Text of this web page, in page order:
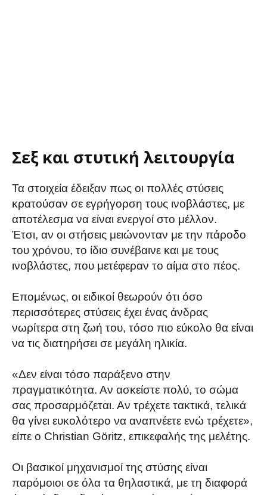
Σεξ και στυτική λειτουργία
Τα στοιχεία έδειξαν πως οι πολλές στύσεις
κρατούσαν σε εγρήγορση τους ινοβλάστες, με
αποτέλεσμα να είναι ενεργοί στο μέλλον.
Έτσι, αν οι στήσεις μειώνονταν με την πάροδο
του χρόνου, το ίδιο συνέβαινε και με τους
ινοβλάστες, που μετέφεραν το αίμα στο πέος.
Επομένως, οι ειδικοί θεωρούν ότι όσο
περισσότερες στύσεις έχει ένας άνδρας
νωρίτερα στη ζωή του, τόσο πιο εύκολο θα είναι
να τις διατηρήσει σε μεγάλη ηλικία.
«Δεν είναι τόσο παράξενο στην
πραγματικότητα. Αν ασκείστε πολύ, το σώμα
σας προσαρμόζεται. Αν τρέχετε τακτικά, τελικά
θα γίνει ευκολότερο να αναπνέετε ενώ τρέχετε»,
είπε ο Christian Göritz, επικεφαλής της μελέτης.
Οι βασικοί μηχανισμοί της στύσης είναι
παρόμοιοι σε όλα τα θηλαστικά, με τη διαφορά